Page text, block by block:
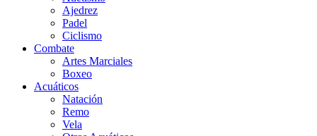
Ajedrez
Padel
Ciclismo
Combate
Artes Marciales
Boxeo
Acuáticos
Natación
Remo
Vela